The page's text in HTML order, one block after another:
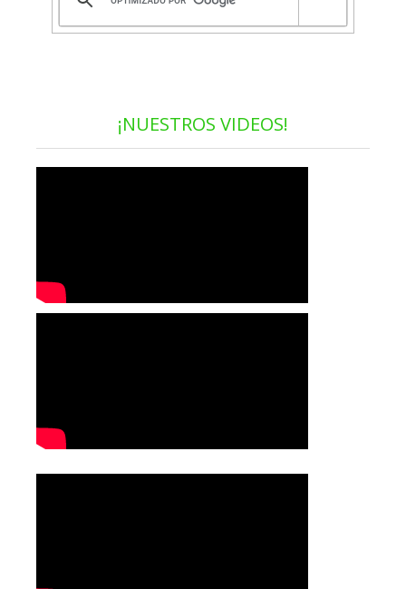
¡NUESTROS VIDEOS!